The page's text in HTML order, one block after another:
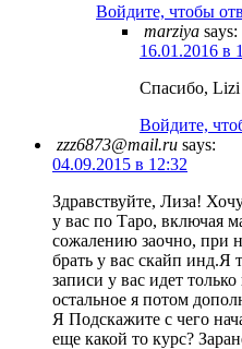
Войдите, чтобы
marziya says:
16.01.2016 в
Спасибо, Lizi
Войдите,
zzz6873@mail.ru says:
04.09.2015 в 12:32
Здравствуйте, Лиза!
у вас по Таро, включая
сожалению заочно, при
брать у вас скайп инд.Я
записи у вас идет
остальное я потом
Я Подскажите с чего
еще какой то курс?